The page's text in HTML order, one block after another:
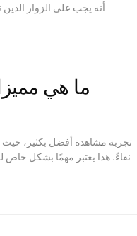
ما هي
نقاءً. هذا يعتبر مهمًا بشكل خاص